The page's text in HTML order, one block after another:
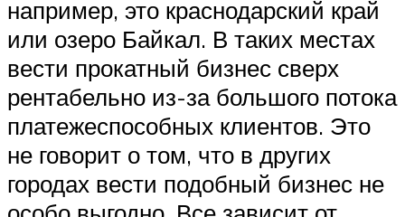
например, это краснодарский край
или озеро Байкал. В таких местах
вести прокатный бизнес сверх
рентабельно из-за большого потока
платежеспособных клиентов. Это
не говорит о том, что в других
городах вести подобный бизнес не